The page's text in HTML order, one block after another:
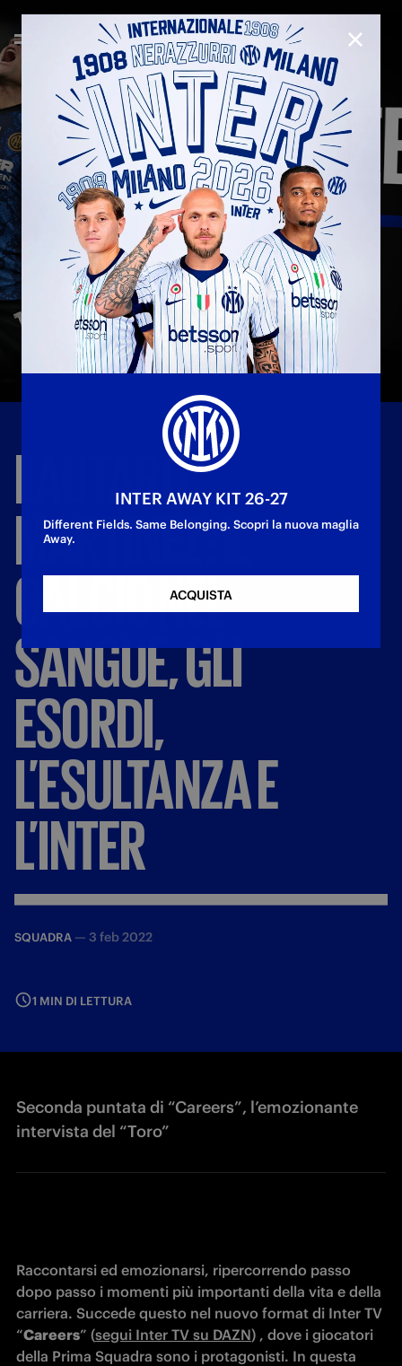
LAUTARO
MARTINEZ:IL
CALCIONEL
SANGUE,GLI
ESORDI,
L’ESULTANZAE
L’INTER
SQUADRA — 3 feb 2022
1 MIN DI LETTURA
Seconda puntata di “Careers”, l’emozionante
intervista del “Toro”
Raccontarsi ed emozionarsi, ripercorrendo passo
dopo passo i momenti più importanti della vita e della
carriera. Succede questo nel nuovo format di Inter TV
“Careers” (segui Inter TV su DAZN) , dove i giocatori
della Prima Squadra sono i protagonisti. In questa
INTER AWAY KIT 26-27
Different Fields. Same Belonging. Scopri la nuova maglia
Away.
ACQUISTA